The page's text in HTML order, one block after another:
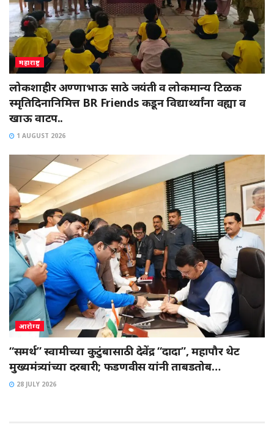
महाराष्ट्र
लोकशाहीर अण्णाभाऊ साठे जयंती व लोकमान्य टिळक
स्मृतिदिनानिमित्त BR Friends कडून विद्यार्थ्यांना वह्या व
खाऊ वाटप..
1 AUGUST 2026
आरोग्य
“समर्थ” स्वामीच्या कुटुंबासाठी देवेंद्र “दादा”, महापौर थेट
मुख्यमंत्र्यांच्या दरबारी; फडणवीस यांनी ताबडतोब…
28 JULY 2026